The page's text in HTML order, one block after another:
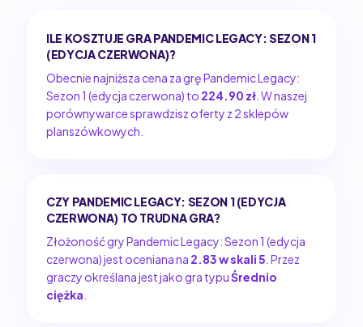
ILE KOSZTUJE GRA PANDEMIC LEGACY: SEZON 1
(EDYCJA CZERWONA)?
Obecnie najniższa cena za grę Pandemic Legacy:
Sezon 1 (edycja czerwona) to 224.90 zł . W naszej
porównywarce sprawdzisz oferty z 2 sklepów
planszówkowych.
CZY PANDEMIC LEGACY: SEZON 1 (EDYCJA
CZERWONA) TO TRUDNA GRA?
Złożoność gry Pandemic Legacy: Sezon 1 (edycja
czerwona) jest oceniana na 2.83 w skali 5 . Przez
graczy określana jest jako gra typuŚrednio
ciężka